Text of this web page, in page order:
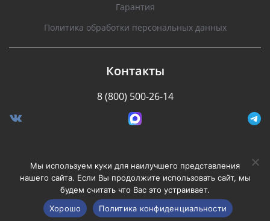
Гарантия
Политика обработки персональных данных
Контакты
8 (800) 500-26-14
Разработано Stormcorp
Copyright © 2008-2020, Silverstone F1. Все права
защищены.
Мы используем куки для наилучшего представления
нашего сайта. Если Вы продолжите использовать сайт, мы
будем считать что Вас это устраивает.
Хорошо
Политика конфиденциальности